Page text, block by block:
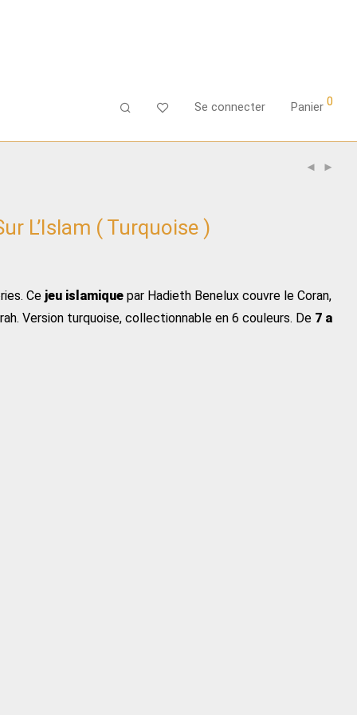
Se connecter Panier 0
L’Islam ( Turquoise )
Ce jeu islamique par Hadieth Benelux couvre le Coran,
Version turquoise, collectionnable en 6 couleurs. De 7 a